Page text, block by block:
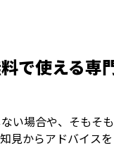
で使える専
い場合や、そもそ
見からアドバイス